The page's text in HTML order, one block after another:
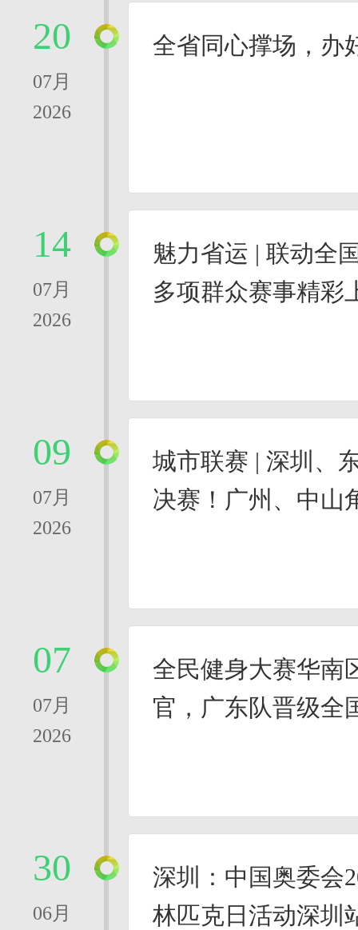
20
07月
2026
全省同心撑场，办
14
07月
2026
魅力省运 | 联动全
多项群众赛事精彩
09
07月
2026
城市联赛 | 深圳、
决赛！广州、中山
07
07月
2026
全民健身大赛华南
官，广东队晋级全
30
06月
深圳：中国奥委会
林匹克日活动深圳